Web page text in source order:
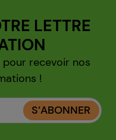
LETTRE
recevoir nos
!
S’ABONNER